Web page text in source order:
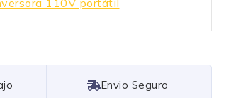
Free Shipping